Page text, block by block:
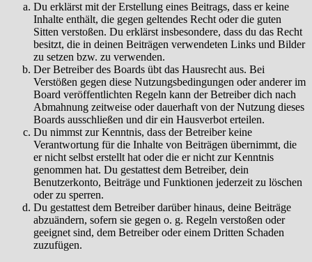
Du erklärst mit der Erstellung eines Beitrags, dass er keine
Inhalte enthält, die gegen geltendes Recht oder die guten
Sitten verstoßen. Du erklärst insbesondere, dass du das Recht
besitzt, die in deinen Beiträgen verwendeten Links und Bilder
zu setzen bzw. zu verwenden.
Der Betreiber des Boards übt das Hausrecht aus. Bei
Verstößen gegen diese Nutzungsbedingungen oder anderer im
Board veröffentlichten Regeln kann der Betreiber dich nach
Abmahnung zeitweise oder dauerhaft von der Nutzung dieses
Boards ausschließen und dir ein Hausverbot erteilen.
Du nimmst zur Kenntnis, dass der Betreiber keine
Verantwortung für die Inhalte von Beiträgen übernimmt, die
er nicht selbst erstellt hat oder die er nicht zur Kenntnis
genommen hat. Du gestattest dem Betreiber, dein
Benutzerkonto, Beiträge und Funktionen jederzeit zu löschen
oder zu sperren.
Du gestattest dem Betreiber darüber hinaus, deine Beiträge
abzuändern, sofern sie gegen o. g. Regeln verstoßen oder
geeignet sind, dem Betreiber oder einem Dritten Schaden
zuzufügen.